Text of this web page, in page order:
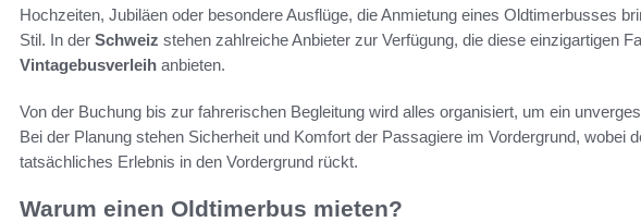
Hochzeiten, Jubiläen oder besondere Ausflüge, die Anmietung eines Oldtimerbusses
Stil. In der Schweiz stehen zahlreiche Anbieter zur Verfügung, die diese einzigartigen
Vintagebusverleih anbieten.
Von der Buchung bis zur fahrerischen Begleitung wird alles organisiert, um ein
Bei der Planung stehen Sicherheit und Komfort der Passagiere im Vordergrund, wobei
tatsächliches Erlebnis in den Vordergrund rückt.
Warum einen Oldtimerbus mieten?